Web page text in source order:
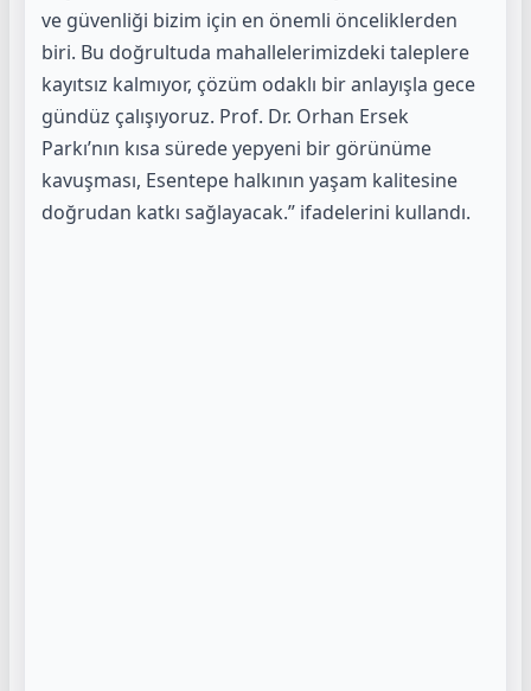
ve güvenliği bizim için en önemli önceliklerden
biri. Bu doğrultuda mahallelerimizdeki taleplere
kayıtsız kalmıyor, çözüm odaklı bir anlayışla gece
gündüz çalışıyoruz. Prof. Dr. Orhan Ersek
Parkı’nın kısa sürede yepyeni bir görünüme
kavuşması, Esentepe halkının yaşam kalitesine
doğrudan katkı sağlayacak.” ifadelerini kullandı.